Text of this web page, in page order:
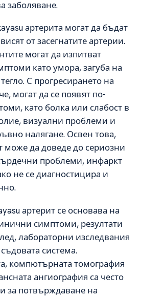
заболяване.
артерита могат да бъдат
от засегнатите артерии.
могат да изпитват
като умора, загуба на
С прогресирането на
могат да се появят по-
като болка или слабост в
визуални проблеми и
налягане. Освен това,
може да доведе до сериозни
проблеми, инфаркт
не се диагностицира и
артерит се основава на
симптоми, резултати
лабораторни изследвания
система.
компютърната томография
ангиография са често
за потвърждаване на